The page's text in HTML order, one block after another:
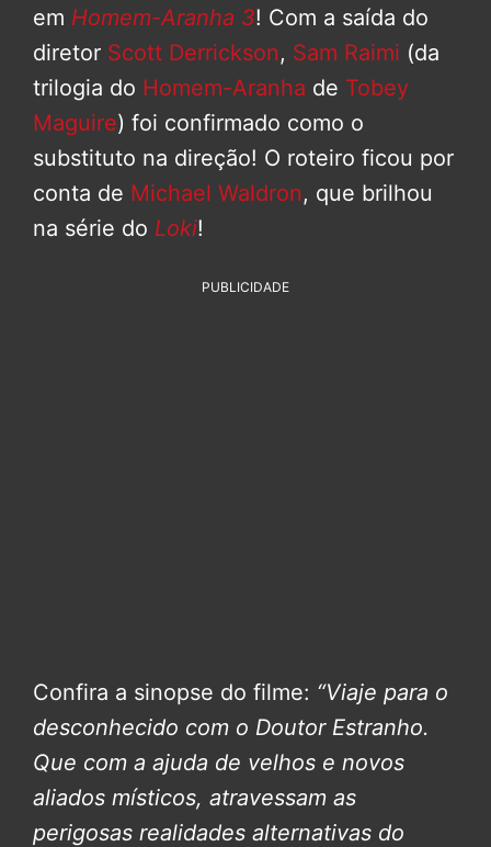
em Homem-Aranha 3! Com a saída do
diretor Scott Derrickson, Sam Raimi (da
trilogia do Homem-Aranha de Tobey
Maguire) foi confirmado como o
substituto na direção! O roteiro ficou por
conta de Michael Waldron, que brilhou
na série do Loki!
PUBLICIDADE
Confira a sinopse do filme: “Viaje para o
desconhecido com o Doutor Estranho.
Que com a ajuda de velhos e novos
aliados místicos, atravessam as
perigosas realidades alternativas do